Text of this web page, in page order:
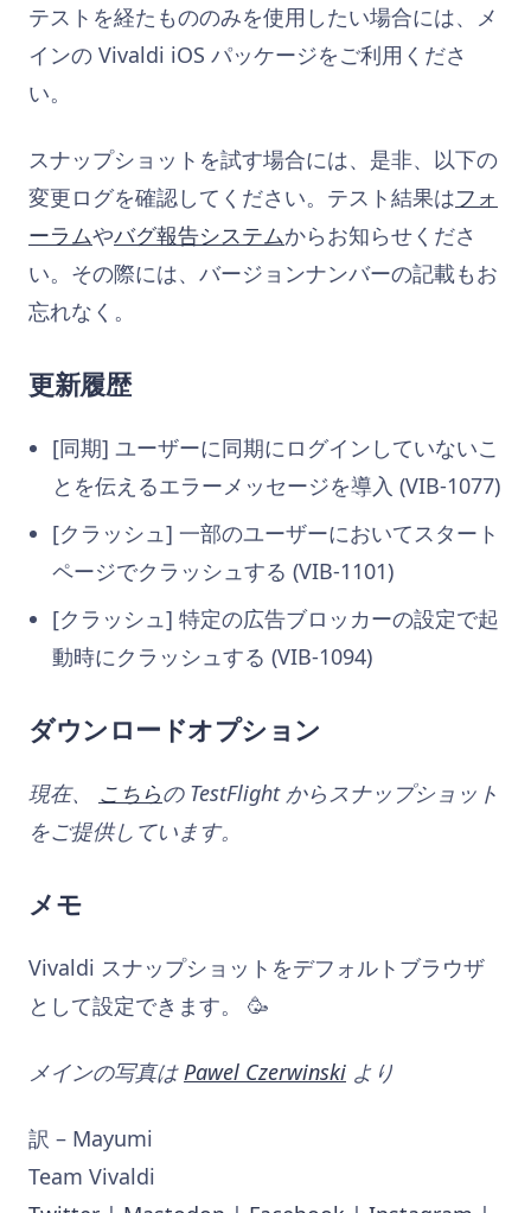
テストを経たもののみを使用したい場合には、メ
インの Vivaldi iOS パッケージをご利用くださ
い。
スナップショットを試す場合には、是非、以下の
変更ログを確認してください。テスト結果はフォ
ーラムやバグ報告システムからお知らせくださ
い。その際には、バージョンナンバーの記載もお
忘れなく。
更新履歴
[同期] ユーザーに同期にログインしていないこ
とを伝えるエラーメッセージを導入 (VIB-1077)
[クラッシュ] 一部のユーザーにおいてスタート
ページでクラッシュする (VIB-1101)
[クラッシュ] 特定の広告ブロッカーの設定で起
動時にクラッシュする (VIB-1094)
ダウンロードオプション
現在、 こちらの TestFlight からスナップショット
をご提供しています。
メモ
Vivaldi スナップショットをデフォルトブラウザ
として設定できます。 🥳
メインの写真は Pawel Czerwinski より
訳 – Mayumi
Team Vivaldi